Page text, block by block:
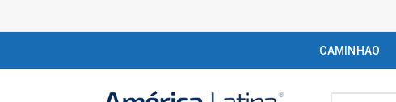
CAMINHAO